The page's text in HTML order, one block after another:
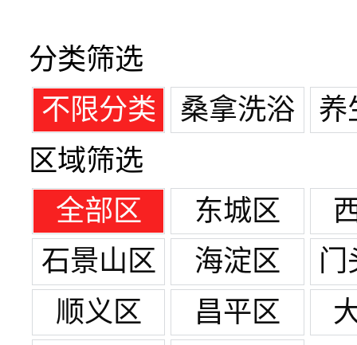
分类筛选
不限分类
桑拿洗浴
养
区域筛选
全部区
东城区
石景山区
海淀区
门
顺义区
昌平区